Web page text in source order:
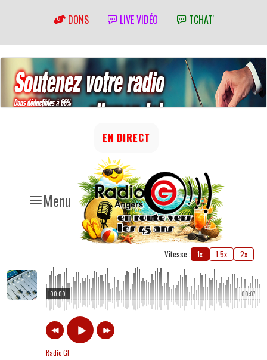
DONS LIVE VIDÉO TCHAT'
Menu
EN DIRECT
Vitesse : 1x 1.5x 2x
00:07
00:00
Radio G!